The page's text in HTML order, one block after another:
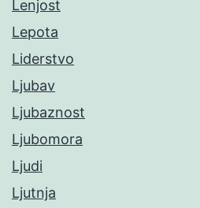
Lenjost
Lepota
Liderstvo
Ljubav
Ljubaznost
Ljubomora
Ljudi
Ljutnja